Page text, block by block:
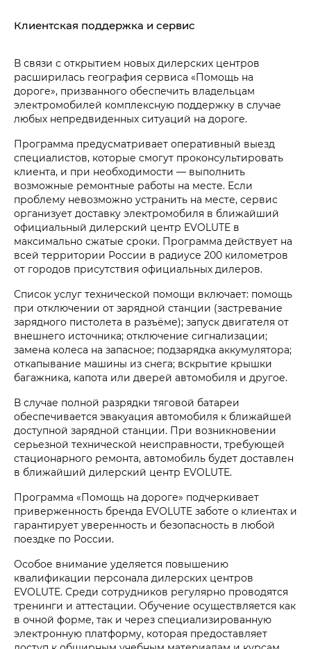
Клиентская поддержка и сервис
В связи с открытием новых дилерских центров
расширилась география сервиса «Помощь на
дороге», призванного обеспечить владельцам
электромобилей комплексную поддержку в случае
любых непредвиденных ситуаций на дороге.
Программа предусматривает оперативный выезд
специалистов, которые смогут проконсультировать
клиента, и при необходимости — выполнить
возможные ремонтные работы на месте. Если
проблему невозможно устранить на месте, сервис
организует доставку электромобиля в ближайший
официальный дилерский центр EVOLUTE в
максимально сжатые сроки. Программа действует на
всей территории России в радиусе 200 километров
от городов присутствия официальных дилеров.
Список услуг технической помощи включает: помощь
при отключении от зарядной станции (застревание
зарядного пистолета в разъёме); запуск двигателя от
внешнего источника; отключение сигнализации;
замена колеса на запасное; подзарядка аккумулятора;
откапывание машины из снега; вскрытие крышки
багажника, капота или дверей автомобиля и другое.
В случае полной разрядки тяговой батареи
обеспечивается эвакуация автомобиля к ближайшей
доступной зарядной станции. При возникновении
серьезной технической неисправности, требующей
стационарного ремонта, автомобиль будет доставлен
в ближайший дилерский центр EVOLUTE.
Программа «Помощь на дороге» подчеркивает
приверженность бренда EVOLUTE заботе о клиентах и
гарантирует уверенность и безопасность в любой
поездке по России.
Особое внимание уделяется повышению
квалификации персонала дилерских центров
EVOLUTE. Среди сотрудников регулярно проводятся
тренинги и аттестации. Обучение осуществляется как
в очной форме, так и через специализированную
электронную платформу, которая предоставляет